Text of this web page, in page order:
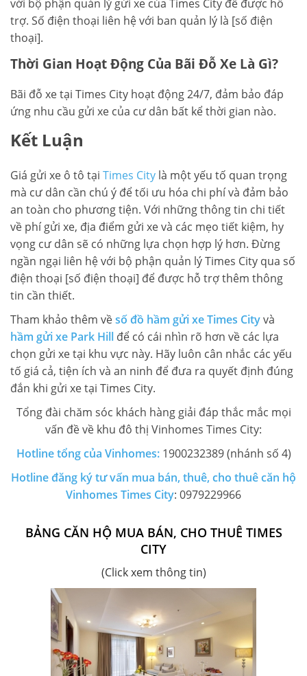
với bộ phận quản lý gửi xe của Times City để được hỗ
trợ. Số điện thoại liên hệ với ban quản lý là [số điện
thoại].
Thời Gian Hoạt Động Của Bãi Đỗ Xe Là Gì?
Bãi đỗ xe tại Times City hoạt động 24/7, đảm bảo đáp
ứng nhu cầu gửi xe của cư dân bất kể thời gian nào.
Kết Luận
Giá gửi xe ô tô tại Times City là một yếu tố quan trọng
mà cư dân cần chú ý để tối ưu hóa chi phí và đảm bảo
an toàn cho phương tiện. Với những thông tin chi tiết
về phí gửi xe, địa điểm gửi xe và các mẹo tiết kiệm, hy
vọng cư dân sẽ có những lựa chọn hợp lý hơn. Đừng
ngần ngại liên hệ với bộ phận quản lý Times City qua số
điện thoại [số điện thoại] để được hỗ trợ thêm thông
tin cần thiết.
Tham khảo thêm vềsố đồ hầm gửi xe Times Cityvà
hầm gửi xe Park Hill để có cái nhìn rõ hơn về các lựa
chọn gửi xe tại khu vực này. Hãy luôn cân nhắc các yếu
tố giá cả, tiện ích và an ninh để đưa ra quyết định đúng
đắn khi gửi xe tại Times City.
Tổng đài chăm sóc khách hàng giải đáp thắc mắc mọi
vấn đề về khu đô thị Vinhomes Times City:
Hotline tổng của Vinhomes:1900232389 (nhánh số 4)
Hotline đăng ký tư vấn mua bán, thuê, cho thuê căn hộ
Vinhomes Times City: 0979229966
BẢNG CĂN HỘ MUA BÁN, CHO THUÊ TIMES
CITY
(Click xem thông tin)